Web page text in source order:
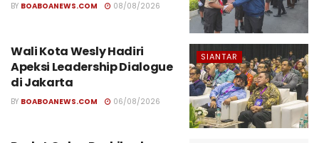
BY BOABOANEWS.COM 08/08/2026
SIANTAR
Wali Kota Wesly Hadiri
Apeksi Leadership Dialogue
di Jakarta
BY BOABOANEWS.COM 06/08/2026